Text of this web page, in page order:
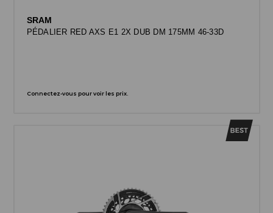
SRAM
PÉDALIER RED AXS E1 2X DUB DM 175MM 46-33D
Connectez-vous pour voir les prix.